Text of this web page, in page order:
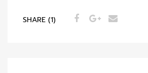
SHARE (1)